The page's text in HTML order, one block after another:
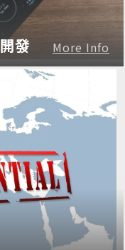
發 More Info